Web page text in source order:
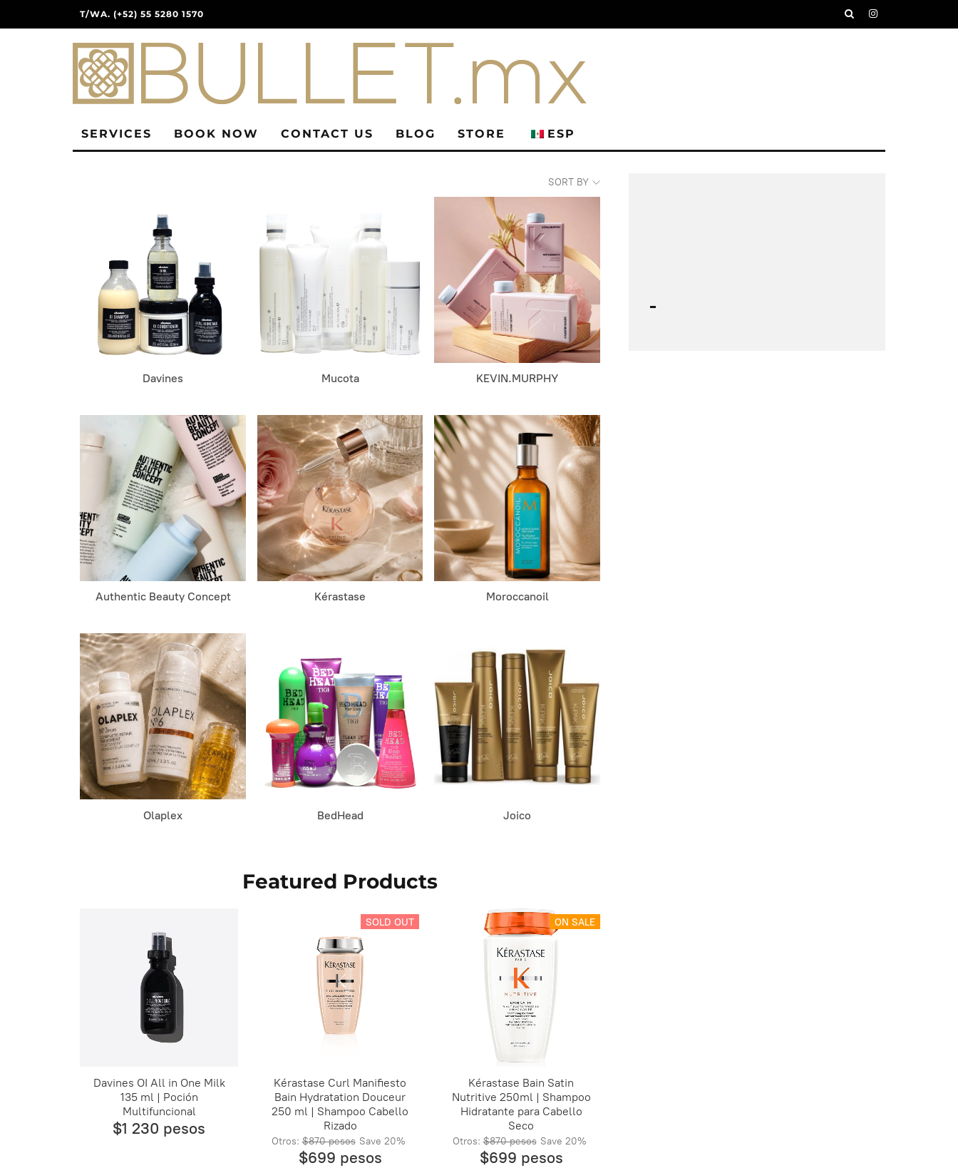
T/WA. (+52) 55 5280 1570
SERVICES BOOK NOW CONTACT US BLOG STORE ESP
SORT BY
Davines Mucota KEVIN.MURPHY
Authentic Beauty Concept Kérastase Moroccanoil
Olaplex BedHead Joico
Featured Products
Davines OI All in One Milk
135 ml | Poción
Multifuncional
$1 230 pesos
SOLD OUT
Kérastase Curl Manifiesto
Bain Hydratation Douceur
250 ml | Shampoo Cabello
Rizado
Otros: $870 pesos Save 20%
$699 pesos
ON SALE
Kérastase Bain Satin
Nutritive 250ml | Shampoo
Hidratante para Cabello
Seco
Otros: $870 pesos Save 20%
$699 pesos